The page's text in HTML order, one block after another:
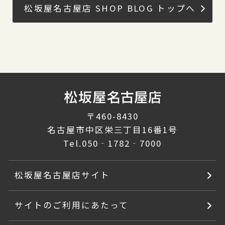
松坂屋名古屋店 SHOP BLOG トップへ
〒460-8430
名古屋市中区栄三丁目16番1号
Tel.050‐1782‐7000
松坂屋名古屋店サイト
サイトのご利用にあたって